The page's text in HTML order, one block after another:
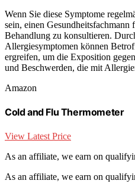
Wenn Sie diese Symptome
sein, einen
Behandlung zu konsultieren.
Allergiesymptomen können
ergreifen, um die Exposition
und Beschwerden, die mit
Amazon
Cold and Flu Thermometer
View Latest Price
As an affiliate, we earn on
As an affiliate, we earn on